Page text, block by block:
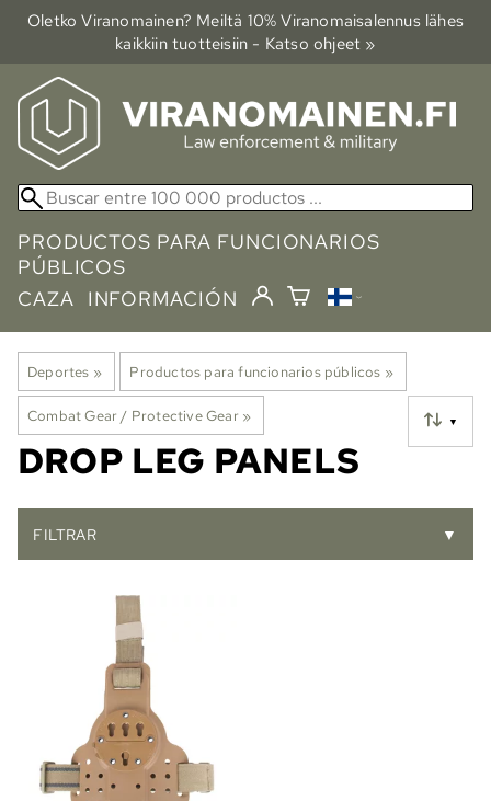
Oletko Viranomainen? Meiltä 10% Viranomais­alennus lähes
kaikkiin tuotteisiin - Katso ohjeet »
PRODUCTOS PARA FUNCIONARIOS
PÚBLICOS
CAZA
INFORMACIÓN
Deportes ‪» Productos para funcionarios públicos ‪»
Combat Gear / Protective Gear ‪» ▼
DROP LEG PANELS
FILTRAR ▼